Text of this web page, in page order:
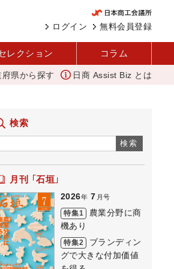
無料会員登録
ログイン
レクション コラム
用状況を公表 過去最多、257万人に 厚労省
府県から探す 日商 Assist Biz とは
検索
検索
月刊 「石垣」
2026年 7 月号
特集1
農業分野に商
機あり
特集2
ブランディン
グで大きな付加価値